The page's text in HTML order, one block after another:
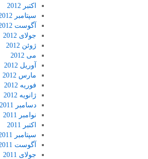
اکتبر 2012
سپتامبر 2012
آگوست 2012
جولای 2012
ژوئن 2012
می 2012
آوریل 2012
مارس 2012
فوریه 2012
ژانویه 2012
دسامبر 2011
نوامبر 2011
اکتبر 2011
سپتامبر 2011
آگوست 2011
جولای 2011